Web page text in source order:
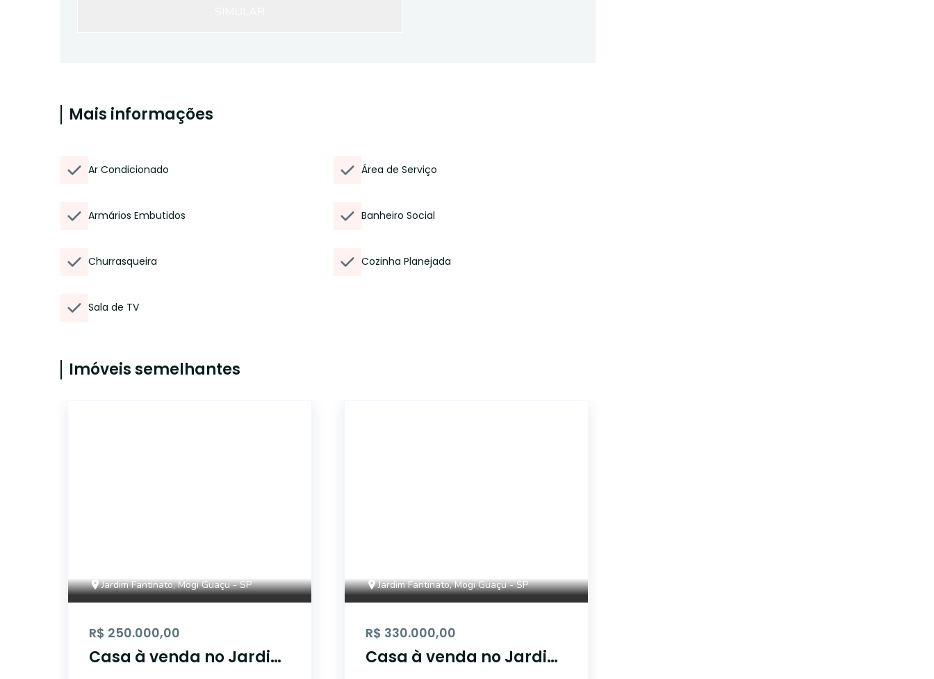
Mais informações
Ar Condicionado Área de Serviço
Armários Embutidos Banheiro Social
Churrasqueira Cozinha Planejada
Sala de TV
Imóveis semelhantes
Jardim Fantinato, Mogi Guaçu - SP
R$ 250.000,00
Casa à venda no Jardim
Jardim Fantinato, Mogi Guaçu - SP
R$ 330.000,00
Casa à venda no Jardim